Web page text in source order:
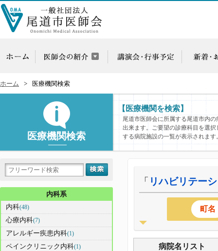
ホーム 医療機関検索
医療機関検索
【医療機関を検索】
尾道市医師会に所属する尾道市内
出来ます。ご要望の診療科目を選
する病院施設の一覧が表示されます
「 リハビリテー
町名
病院名リスト
内科系
内科(48)
心療内科(7)
アレルギー疾患内科(1)
ペインクリニック内科(1)